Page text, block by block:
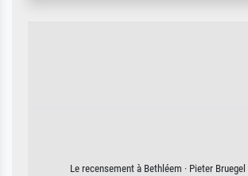
Le recensement à Bethléem · Pieter